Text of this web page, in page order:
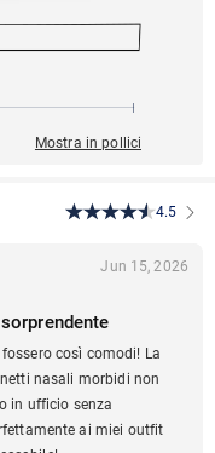
Mostra in pollici
4.5
Jun 15, 2026
così comodi! La
nasali morbidi non
in ufficio senza
ai miei outfit